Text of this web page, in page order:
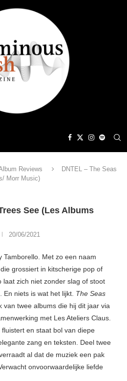
Reviews
DNTEL – The Seas
Morr Music)
See (Les Albums
20/06/2021
Tamborello. Met zo een naam
grossiert in kitscherige pop of
laat zich niet zonder slag of stoot
En niets is wat het lijkt. The Seas
van twee albums die hij dit jaar via
met Les Ateliers Claus.
en staat bol van diepe
zang en teksten. Deel twee
al dat de muziek een pak
onvoorwaardelijke liefde